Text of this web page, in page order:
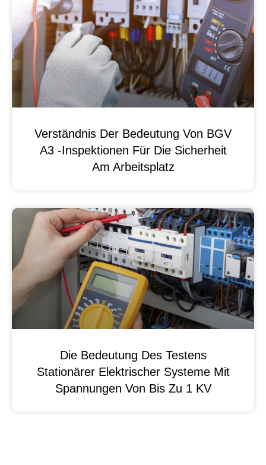
Verständnis Der Bedeutung Von BGV
A3 -Inspektionen Für Die Sicherheit
Am Arbeitsplatz
Die Bedeutung Des Testens
Stationärer Elektrischer Systeme Mit
Spannungen Von Bis Zu 1 KV